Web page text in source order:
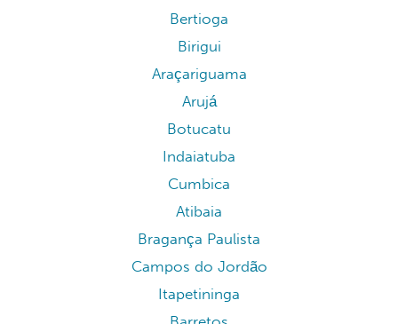
Ilhabela
Iguape
Caraguatatuba
Guarujá
Fernandópolis
Catanduva
Bauru
Itatiba
Garça
Agudos
Bertioga
Birigui